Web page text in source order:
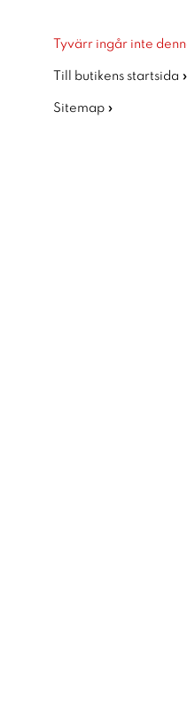
Tyvärr ingår inte
Till butikens startsida »
Sitemap »